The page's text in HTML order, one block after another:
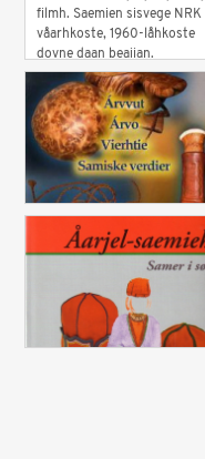
filmh. Saemien sisvege NRK
våarhkoste, 1960-låhkoste
dovne daan beajjan.